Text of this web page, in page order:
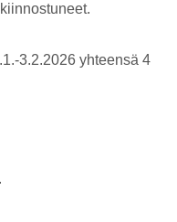
3.2.2026 yhteensä 4